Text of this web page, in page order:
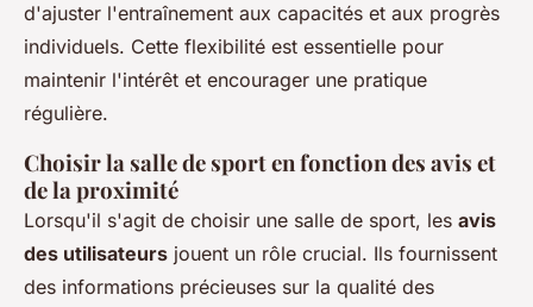
d'ajuster l'entraînement aux capacités et aux progrès
individuels. Cette flexibilité est essentielle pour
maintenir l'intérêt et encourager une pratique
régulière.
Choisir la salle de sport en fonction des avis et
de la proximité
Lorsqu'il s'agit de choisir une salle de sport, les avis
des utilisateurs jouent un rôle crucial. Ils fournissent
des informations précieuses sur la qualité des